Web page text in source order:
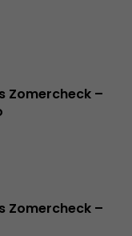
Zomercheck –
Zomercheck –